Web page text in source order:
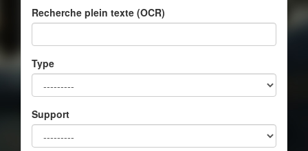
Recherche plein texte (OCR)
Type
Support